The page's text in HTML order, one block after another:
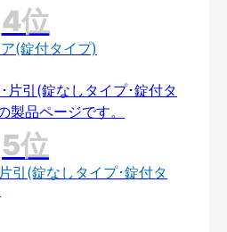
(錠付タイプ)
引(錠なしタイプ･錠付タ